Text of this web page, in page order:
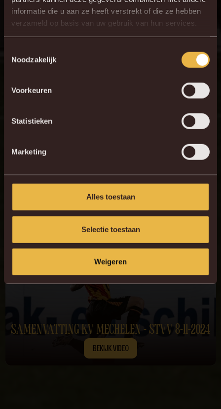
informatie die u aan ze heeft verstrekt of die ze hebben
verzameld op basis van uw gebruik van hun services.
Noodzakelijk
Voorkeuren
Statistieken
Marketing
Alles toestaan
Selectie toestaan
Weigeren
17 M. Servais
6 F. Hammar
11 B. Bafdili
20 L. Lauberbach
Op 4 oktober ontvangen we STVV Achter de Kazerne. Een
je de spanning al voelen? Herbeleef hier de samenvatting van
onze laatste thuisconfrontatie met STVV.
SAMENVATTING KV MECHELEN - STVV 8-11-2024
BEKIJK VIDEO